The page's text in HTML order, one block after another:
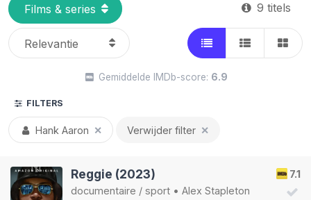
9 titels
Gemiddelde IMDb-score: 6.9
FILTERS
Hank Aaron ✕ Verwijder filter ✕
7.1
Reggie (2023)
documentaire / sport • Alex Stapleton